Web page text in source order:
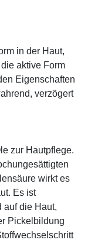
in der Haut,
aktive Form
Eigenschaften
verzögert
zur Hautpflege.
wirkt es
Es ist
auf die Haut,
Pickelbildung